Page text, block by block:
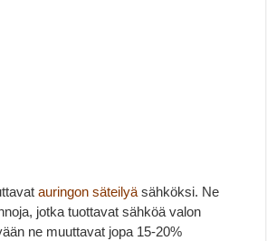
auringon säteilyä sähköksi. Ne
jotka tuottavat sähköä valon
ne muuttavat jopa 15-20%